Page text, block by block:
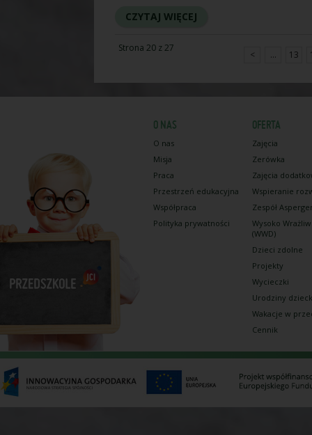
CZYTAJ WIĘCEJ
Strona 20 z 27
< ... 13
O NAS
O nas
Misja
Praca
Przestrzeń edukacyjna
Współpraca
Polityka prywatności
OFERTA
Zajęcia
Zerówka
Zajęcia
Wspieranie
Zespół
Wysoko
(WWD)
Dzieci zdolne
Projekty
Wycieczki
Urodziny
Wakacje w
Cennik